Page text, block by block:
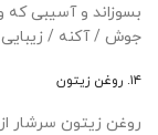
بسوزاند و آسیبی که
جوش / آکنه /
۱۴. روغن زیتون
روغن زیتون سرشار